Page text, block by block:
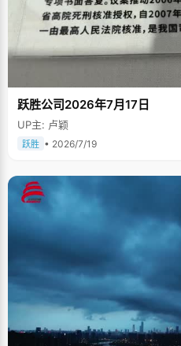
跃胜公司2026年7月17日
UP主: 卢颖
跃胜 • 2026/7/19